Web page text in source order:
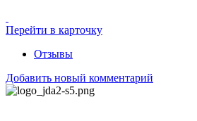
Перейти в карточку
Отзывы
Добавить новый комментарий